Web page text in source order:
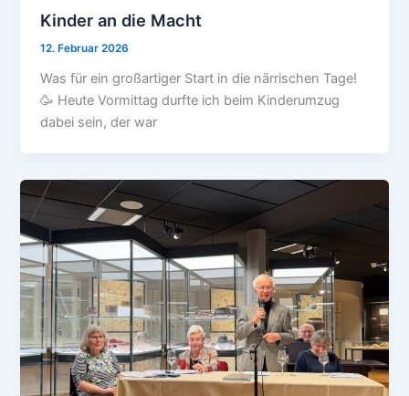
Kinder an die Macht
12. Februar 2026
Was für ein großartiger Start in die närrischen Tage!
🥳 Heute Vormittag durfte ich beim Kinderumzug
dabei sein, der war